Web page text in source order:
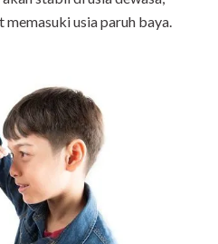
memasuki usia paruh baya.